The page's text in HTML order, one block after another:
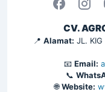
CV.
📍 Alamat: JL.
📧 Email:
📞
🌐Website: